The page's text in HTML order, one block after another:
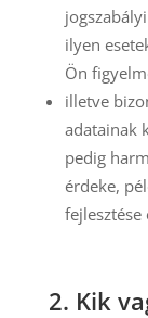
ilyen
Ön
illetve
adatainak
pedig
érdeke,
fejlesztése
2. Kik